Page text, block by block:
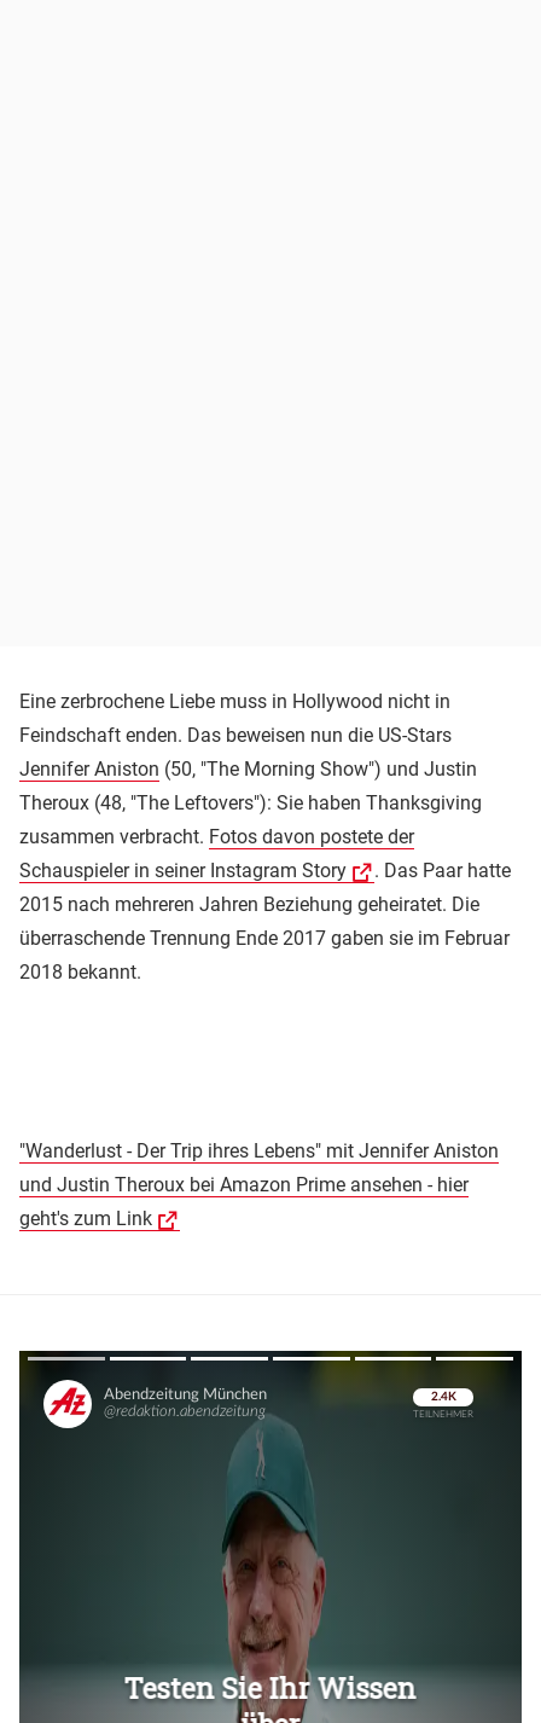
Eine zerbrochene Liebe muss in Hollywood nicht in
Feindschaft enden. Das beweisen nun die US-Stars
Jennifer Aniston (50, "The Morning Show") und Justin
Theroux (48, "The Leftovers"): Sie haben Thanksgiving
zusammen verbracht. Fotos davon postete der
Schauspieler in seiner Instagram Story
. Das Paar hatte
2015 nach mehreren Jahren Beziehung geheiratet. Die
überraschende Trennung Ende 2017 gaben sie im Februar
2018 bekannt.
"Wanderlust - Der Trip ihres Lebens" mit Jennifer Aniston
und Justin Theroux bei Amazon Prime ansehen - hier
geht's zum Link
Überspringen